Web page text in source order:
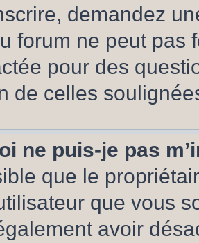
demandez
forum ne peut
pour des
de celles
ne puis-je pas
que le
que vous
avoir